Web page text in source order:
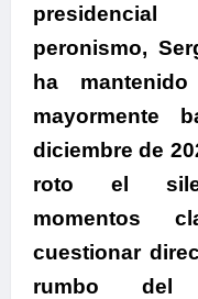
peronismo,
ha
mayormente
diciembre de
roto el
momentos
cuestionar
rumbo del